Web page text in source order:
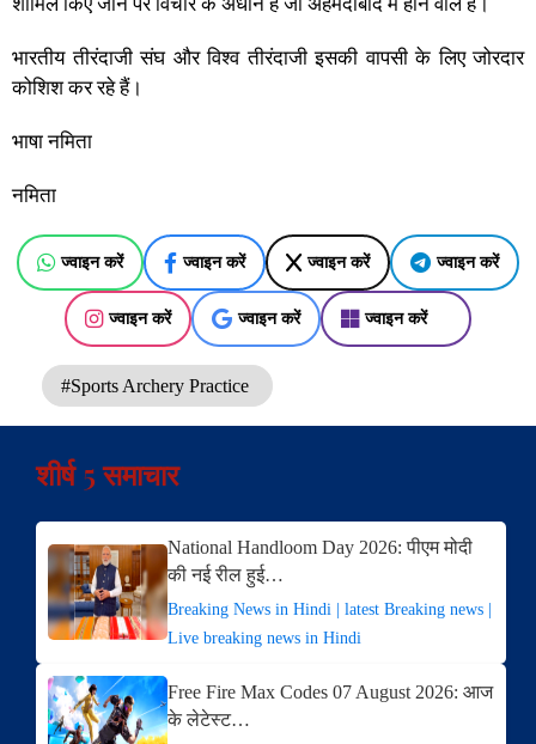
भारतीय तीरंदाजी संघ और विश्व तीरंदाजी इसकी वापसी के लिए जोरदार
कोशिश कर रहे हैं।
भाषा नमिता
नमिता
ज्वाइन करें ज्वाइन करें ज्वाइन करें ज्वाइन करें
ज्वाइन करें ज्वाइन करें ज्वाइन करें
#Sports Archery Practice
शीर्ष 5 समाचार
National Handloom Day 2026: पीएम मोदी
की नई रील हुई…
Breaking News in Hindi | latest Breaking news |
Live breaking news in Hindi
Free Fire Max Codes 07 August 2026: आज
के लेटेस्ट…